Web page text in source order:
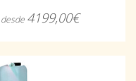
desde 4199,00€